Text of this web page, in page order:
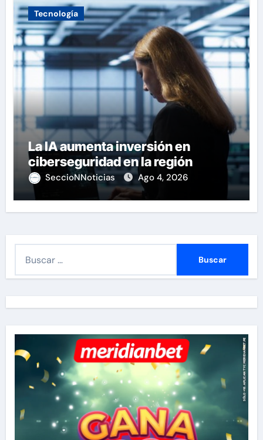
Tecnología
La IA aumenta inversión en
ciberseguridad en la región
SeccioNNoticias Ago 4, 2026
r
: